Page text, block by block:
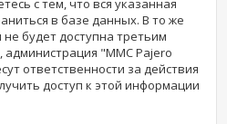
в базе данных. В то же
будет доступна третьим
администрация "MMC Pajero
ответственности за действия
доступ к этой информации